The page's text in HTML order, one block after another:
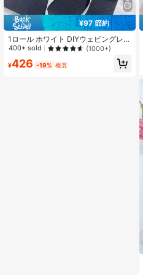
¥97 節約
1ロール ホワイト DIYウェビングレー
ス , ポリアミド カーテンテーブルク
400+ sold (1000+)
¥426 -19% 概算